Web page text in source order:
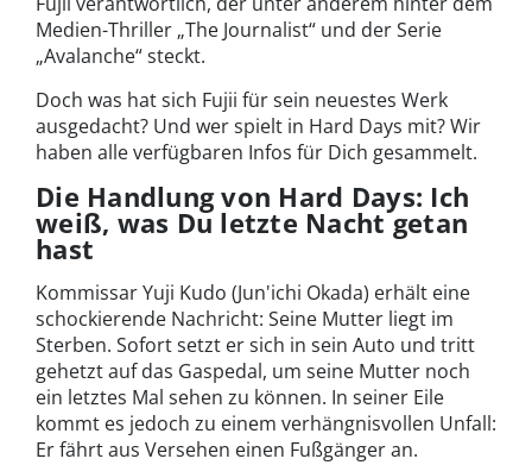
Medien-Thriller „The Journalist“ und der Serie
„Avalanche“ steckt.
Doch was hat sich Fujii für sein neuestes Werk
ausgedacht? Und wer spielt in Hard Days mit? Wir
haben alle verfügbaren Infos für Dich gesammelt.
Die Handlung von Hard Days: Ich
weiß, was Du letzte Nacht getan
hast
Kommissar Yuji Kudo (Jun'ichi Okada) erhält eine
schockierende Nachricht: Seine Mutter liegt im
Sterben. Sofort setzt er sich in sein Auto und tritt
gehetzt auf das Gaspedal, um seine Mutter noch
ein letztes Mal sehen zu können. In seiner Eile
kommt es jedoch zu einem verhängnisvollen Unfall:
Er fährt aus Versehen einen Fußgänger an.